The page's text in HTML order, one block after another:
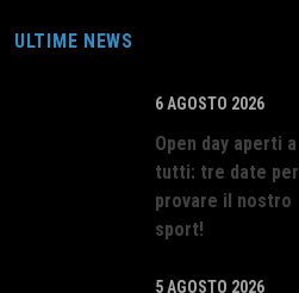
ULTIME NEWS
6 AGOSTO 2026
Open day aperti a
tutti: tre date per
provare il nostro
sport!
5 AGOSTO 2026
come la condivisione del